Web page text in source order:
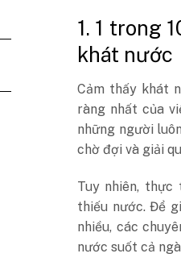
1. 1 trong
khát nước
Cảm thấy khát
ràng nhất của
những người
chờ đợi và giải
Tuy nhiên,
thiếu nước. Để
nhiều, các
nước suốt cả